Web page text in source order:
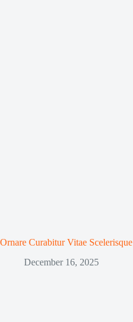
Ornare Curabitur Vitae Scelerisque
December 16, 2025